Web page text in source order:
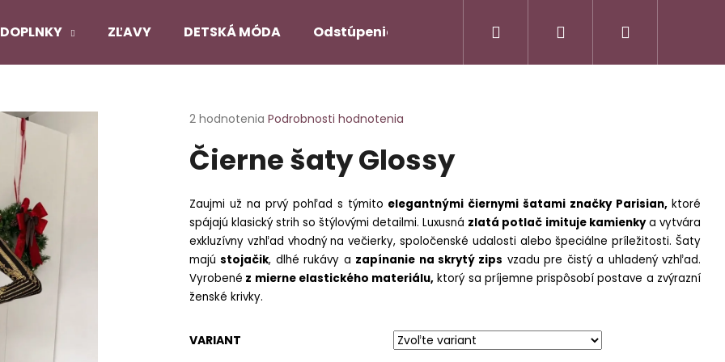
DOPLNKY ZĽAVY DETSKÁ MÓDA Odstúpenie od zmluvy/Vrátenie tovaru Napíšte nám
Hľadať Prihlásenie
Priemerné
produktu
je
5
hviezdičiek.
2 hodnotenia Podrobnosti hodnotenia
Čierne šaty Glossy
Zaujmi už na prvý pohľad s týmito elegantnými čiernymi šatami značky Parisian,ktoré
spájajú klasický strih so štýlovými detailmi. Luxusná zlatá potlač imituje kamienkya vytvára
exkluzívny vzhľad vhodný na večierky, spoločenské udalosti alebo špeciálne príležitosti. Šaty
majústojačik, dlhé rukávy a zapínanie na skrytý zips vzadu pre čistý a uhladený vzhľad.
Vyrobené z mierne elastického materiálu, ktorý sa príjemne prispôsobí postave a zvýrazní
ženské krivky.
VARIANT
HĽADAŤ
Nasledujúce
NUENO
SATÉNOVÝ PYŽAMOVÝ TROJKOMPLET -
ČIERNY